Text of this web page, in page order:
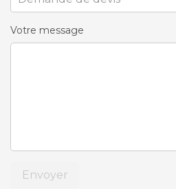
Votre message
Envoyer